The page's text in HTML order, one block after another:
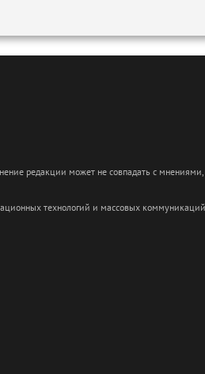
редакции может не совпадать с
технологий и массовых